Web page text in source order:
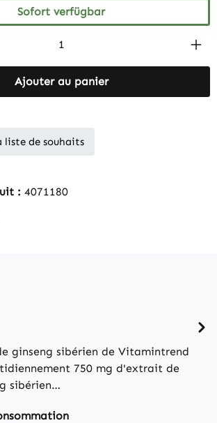
Sofort verfügbar
Gib den gewünschten
Ajouter au panier
liste de souhaits
: 4071180
ginseng sibérien de Vitamintrend
750 mg d'extrait de
sibérien…